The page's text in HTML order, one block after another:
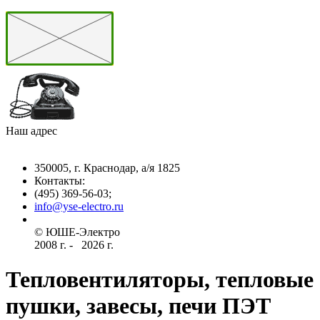
Наш адрес
350005, г. Краснодар, а/я 1825
Контакты: ­
(495) 369-56-03;
info@yse-electro.ru­
© ЮШЕ-Эл­ектро ­
2008 г­. - ­ ­­­­­
2026 г.
Тепловентиляторы, тепловые
пушки, завесы, печи ПЭТ